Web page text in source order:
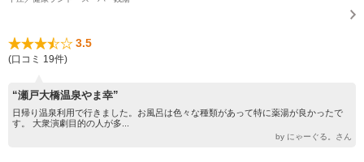
3.5
(口コミ 19件)
“瀬戸大橋温泉やま幸”
日帰り温泉利用で行きました。お風呂は色々な種類があって特に薬湯が良かったで
す。 大衆演劇目的の人が多...
by にゃーぐる。さん